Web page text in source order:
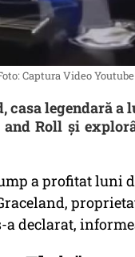
Captura Video Youtube
casa legendară
Roll și
a profitat luni
declarat,